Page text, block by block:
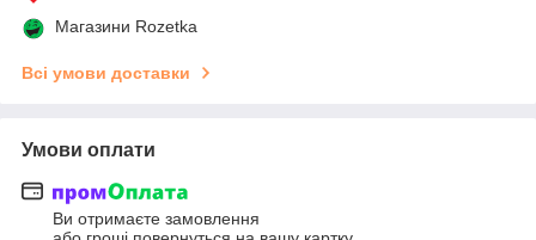
Магазини Rozetka
Всі умови доставки
Умови оплати
Ви отримаєте замовлення